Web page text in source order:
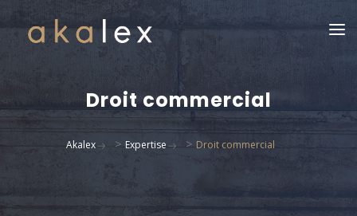
Droit commercial
Akalex > Expertise > Droit commercial